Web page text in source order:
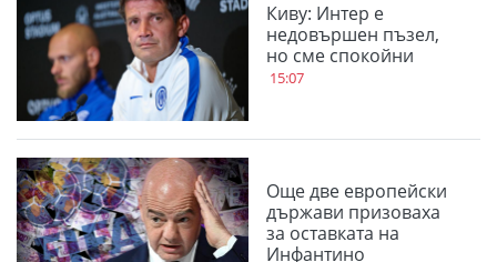
Киву: Интер е
недовършен пъзел,
но сме спокойни
15:07
Още две европейски
държави призоваха
за оставката на
Инфантино